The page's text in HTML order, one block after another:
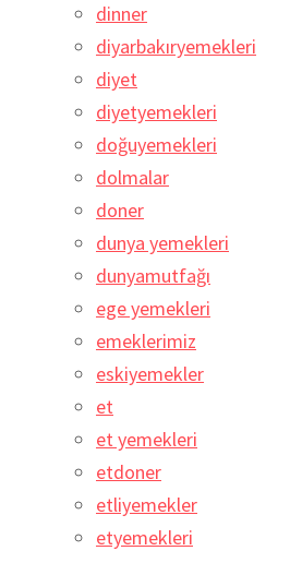
dinner
diyarbakıryemekleri
diyet
diyetyemekleri
doğuyemekleri
dolmalar
doner
dunya yemekleri
dunyamutfağı
ege yemekleri
emeklerimiz
eskiyemekler
et
et yemekleri
etdoner
etliyemekler
etyemekleri